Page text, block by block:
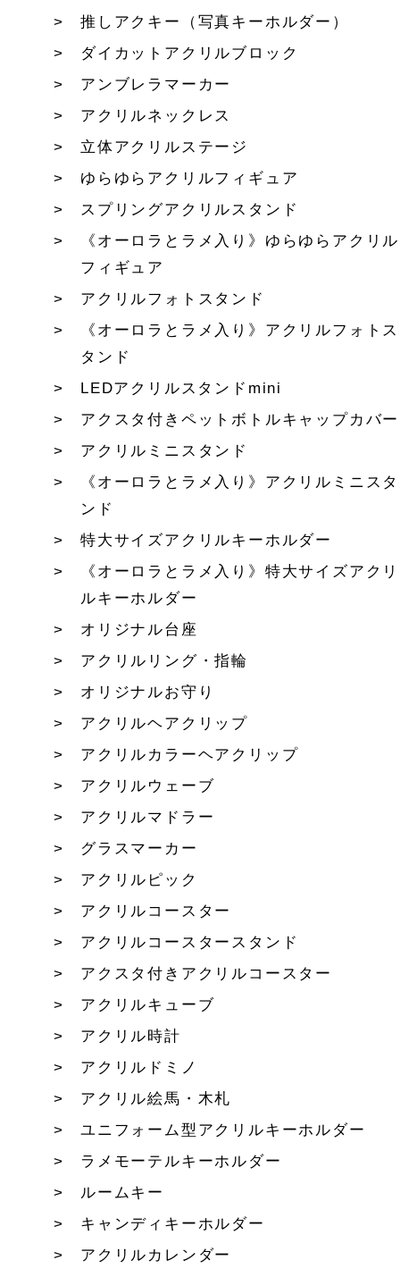
推しアクキー（写真キーホルダー）
ダイカットアクリルブロック
アンブレラマーカー
アクリルネックレス
立体アクリルステージ
ゆらゆらアクリルフィギュア
スプリングアクリルスタンド
《オーロラとラメ入り》ゆらゆらアクリル
フィギュア
アクリルフォトスタンド
《オーロラとラメ入り》アクリルフォトス
タンド
LEDアクリルスタンドmini
アクスタ付きペットボトルキャップカバー
アクリルミニスタンド
《オーロラとラメ入り》アクリルミニスタ
ンド
特大サイズアクリルキーホルダー
《オーロラとラメ入り》特大サイズアクリ
ルキーホルダー
オリジナル台座
アクリルリング・指輪
オリジナルお守り
アクリルヘアクリップ
アクリルカラーヘアクリップ
アクリルウェーブ
アクリルマドラー
グラスマーカー
アクリルピック
アクリルコースター
アクリルコースタースタンド
アクスタ付きアクリルコースター
アクリルキューブ
アクリル時計
アクリルドミノ
アクリル絵馬・木札
ユニフォーム型アクリルキーホルダー
ラメモーテルキーホルダー
ルームキー
キャンディキーホルダー
アクリルカレンダー